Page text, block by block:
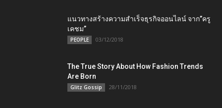
แนวทางสร้างความสำเร็จธุรกิจออนไลน์ จาก”ครู
เคชม”
PEOPLE 03/12/2018
The True Story About How Fashion Trends
Are Born
Glitz Gossip 28/11/2018